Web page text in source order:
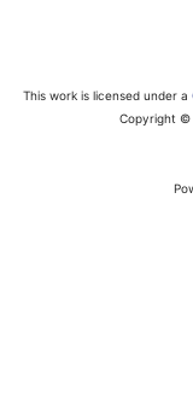
This work is licensed under a
Copyright ©